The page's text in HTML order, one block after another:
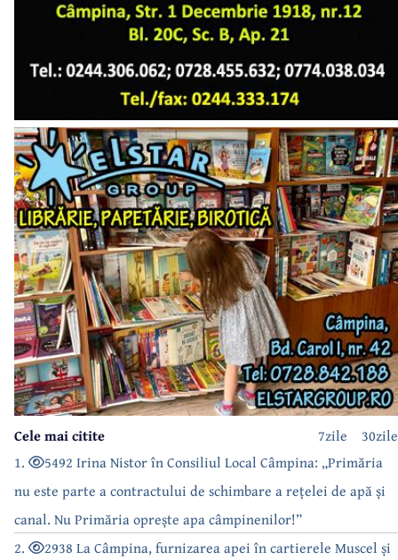
30zile
7zile
Cele mai citite
1.
5492 Irina Nistor în Consiliul Local Câmpina: „Primăria
nu este parte a contractului de schimbare a rețelei de apă și
canal. Nu Primăria oprește apa câmpinenilor!”
2.
2938 La Câmpina, furnizarea apei în cartierele Muscel și